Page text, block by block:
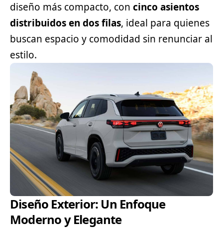
diseño más compacto, con cinco asientos
distribuidos en dos filas, ideal para quienes
buscan espacio y comodidad sin renunciar al
estilo.
Diseño Exterior: Un Enfoque
Moderno y Elegante